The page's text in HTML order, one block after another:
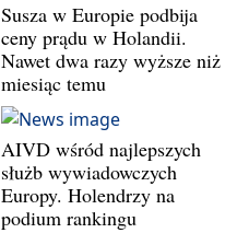
Susza w Europie podbija
ceny prądu w Holandii.
Nawet dwa razy wyższe niż
miesiąc temu
AIVD wśród najlepszych
służb wywiadowczych
Europy. Holendrzy na
podium rankingu